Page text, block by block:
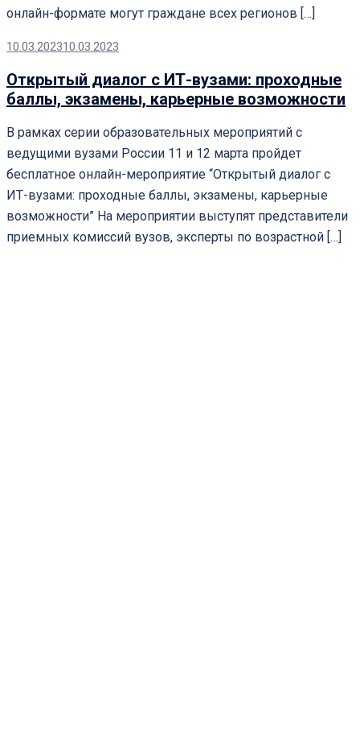
онлайн-формате могут граждане всех регионов […]
10.03.202310.03.2023
Открытый диалог с ИТ-вузами: проходные
баллы, экзамены, карьерные возможности
В рамках серии образовательных мероприятий с
ведущими вузами России 11 и 12 марта пройдет
бесплатное онлайн-мероприятие “Открытый диалог с
ИТ-вузами: проходные баллы, экзамены, карьерные
возможности” На мероприятии выступят представители
приемных комиссий вузов, эксперты по возрастной […]